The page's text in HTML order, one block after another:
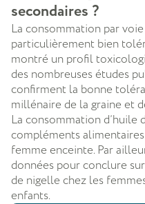
secondaires ?
La consommation par
particulièrement bien
montré un profil
des nombreuses études
confirment la bonne
millénaire de la graine et
La consommation d’huile
compléments
femme enceinte. Par
données pour conclure
de nigelle chez les
enfants.